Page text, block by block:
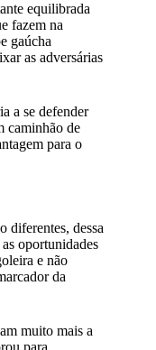
equilibrada
fazem na
gaúcha
as adversárias
a se defender
caminhão de
para o
diferentes, dessa
oportunidades
e não
da
muito mais a
para